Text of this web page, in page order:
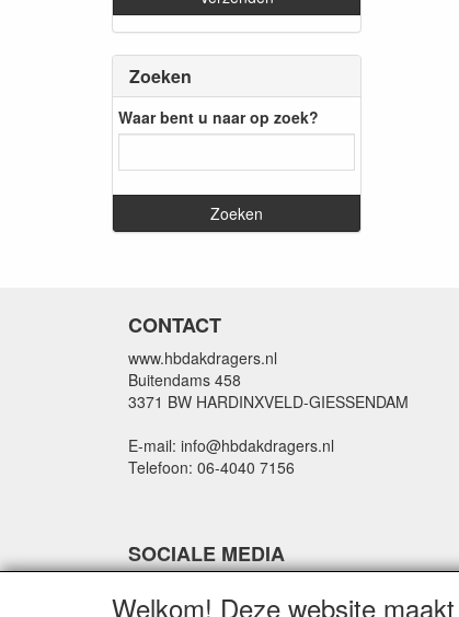
Zoeken
Waar bent u naar op zoek?
CONTACT
www.hbdakdragers.nl
Buitendams 458
3371 BW HARDINXVELD-GIESSENDAM
E-mail: info@hbdakdragers.nl
Telefoon: 06-4040 7156
SOCIALE MEDIA
Welkom! Deze website